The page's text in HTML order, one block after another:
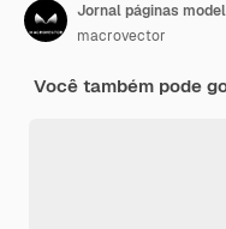
Jornal páginas
macrovector
Você também pode